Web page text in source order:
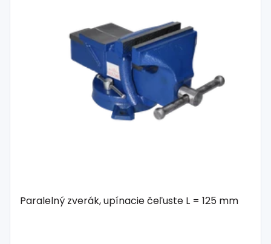
Paralelný zverák, upínacie čeľuste L = 125 mm